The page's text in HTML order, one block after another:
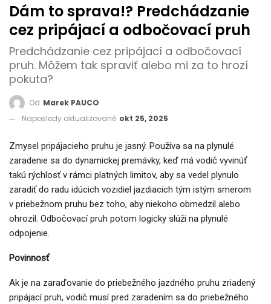
Dám to sprava!? Predchádzanie
cez pripájací a odbočovací pruh
Predchádzanie cez pripájací a odbočovací
pruh. Môžem tak spraviť alebo mi za to hrozí
pokuta?
Od Marek PAUCO
Naposledy aktualizované okt 25, 2025
Zmysel pripájacieho pruhu je jasný. Používa sa na plynulé
zaradenie sa do dynamickej premávky, keď má vodič vyvinúť
takú rýchlosť v rámci platných limitov, aby sa vedel plynulo
zaradiť do radu idúcich vozidiel jazdiacich tým istým smerom
v priebežnom pruhu bez toho, aby niekoho obmedzil alebo
ohrozil. Odbočovací pruh potom logicky slúži na plynulé
odpojenie.
Povinnosť
Ak je na zaraďovanie do priebežného jazdného pruhu zriadený
pripájací pruh, vodič musí pred zaradením sa do priebežného